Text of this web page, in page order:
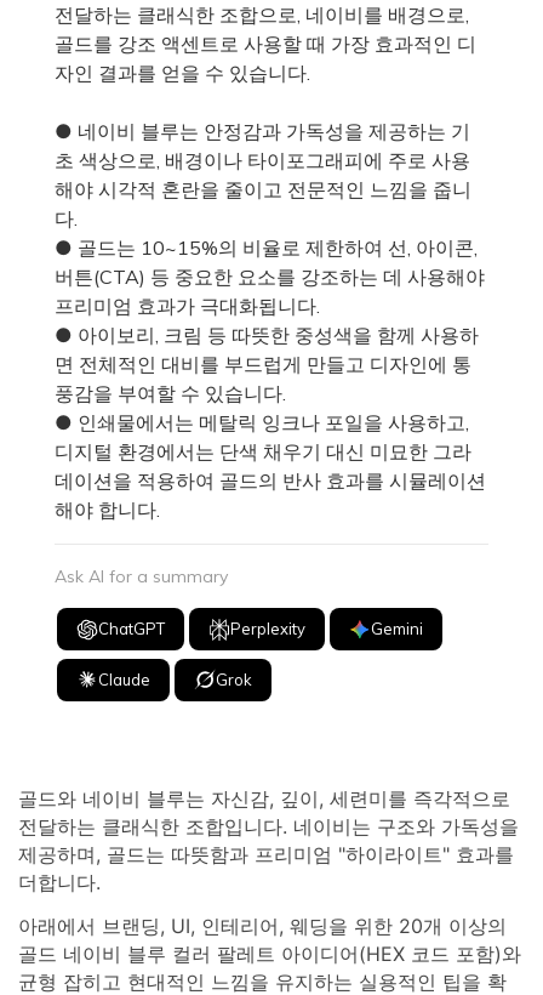
전달하는 클래식한 조합으로, 네이비를 배경으로,
골드를 강조 액센트로 사용할 때 가장 효과적인 디
자인 결과를 얻을 수 있습니다.
● 네이비 블루는 안정감과 가독성을 제공하는 기
초 색상으로, 배경이나 타이포그래피에 주로 사용
해야 시각적 혼란을 줄이고 전문적인 느낌을 줍니
다.
● 골드는 10~15%의 비율로 제한하여 선, 아이콘,
버튼(CTA) 등 중요한 요소를 강조하는 데 사용해야
프리미엄 효과가 극대화됩니다.
● 아이보리, 크림 등 따뜻한 중성색을 함께 사용하
면 전체적인 대비를 부드럽게 만들고 디자인에 통
풍감을 부여할 수 있습니다.
● 인쇄물에서는 메탈릭 잉크나 포일을 사용하고,
디지털 환경에서는 단색 채우기 대신 미묘한 그라
데이션을 적용하여 골드의 반사 효과를 시뮬레이션
해야 합니다.
Ask AI for a summary
ChatGPT Perplexity Gemini
Claude Grok
골드와 네이비 블루는 자신감, 깊이, 세련미를 즉각적으로
전달하는 클래식한 조합입니다. 네이비는 구조와 가독성을
제공하며, 골드는 따뜻함과 프리미엄 "하이라이트" 효과를
더합니다.
아래에서 브랜딩, UI, 인테리어, 웨딩을 위한 20개 이상의
골드 네이비 블루 컬러 팔레트 아이디어(HEX 코드 포함)와
균형 잡히고 현대적인 느낌을 유지하는 실용적인 팁을 확